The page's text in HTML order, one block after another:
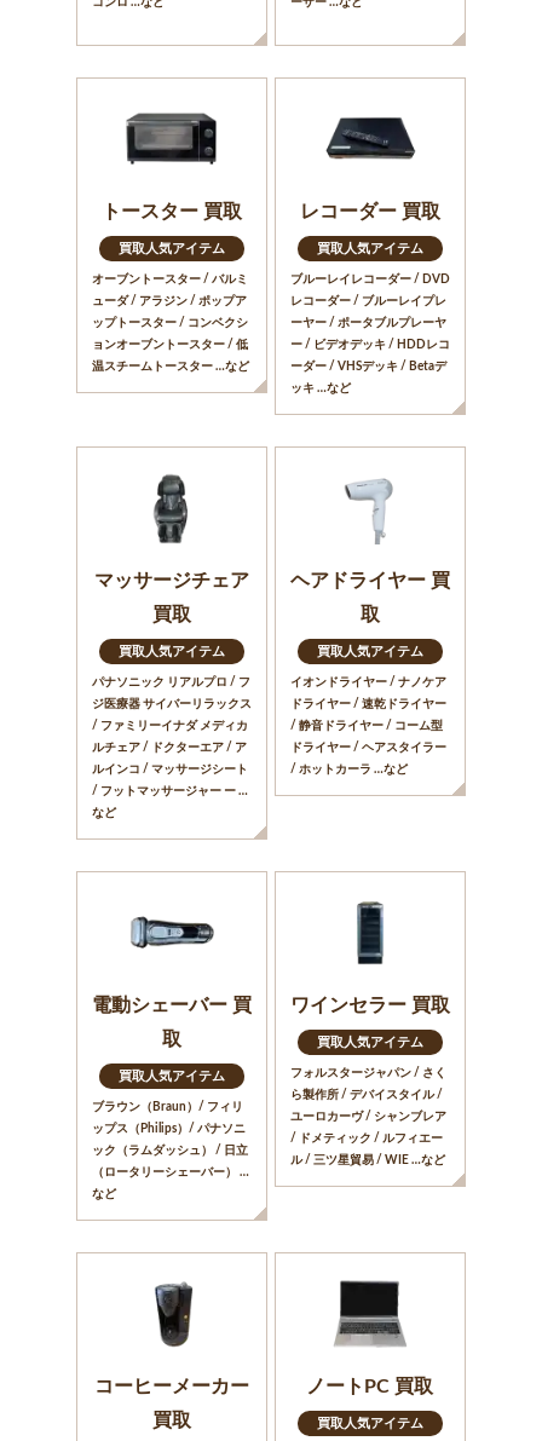
トースター 買取
買取人気アイテム
オーブントースター / バルミ
ューダ / アラジン / ポップア
ップトースター / コンベクシ
ョンオーブントースター / 低
温スチームトースター …など
レコーダー 買取
買取人気アイテム
ブルーレイレコーダー / DVD
レコーダー / ブルーレイプレ
ーヤー / ポータブルプレーヤ
ー / ビデオデッキ / HDDレコ
ーダー / VHSデッキ / Betaデ
ッキ …など
マッサージチェア
買取
買取人気アイテム
パナソニック リアルプロ / フ
ジ医療器 サイバーリラックス
/ ファミリーイナダ メディカ
ルチェア / ドクターエア / ア
ルインコ / マッサージシート
/ フットマッサージャー ー …
など
ヘアドライヤー 買
取
買取人気アイテム
イオンドライヤー / ナノケア
ドライヤー / 速乾ドライヤー
/ 静音ドライヤー / コーム型
ドライヤー / ヘアスタイラー
/ ホットカーラ …など
電動シェーバー 買
取
買取人気アイテム
ブラウン（Braun）/ フィリ
ップス（Philips）/ パナソニ
ック（ラムダッシュ） / 日立
（ロータリーシェーバー） …
など
ワインセラー 買取
買取人気アイテム
フォルスタージャパン / さく
ら製作所 / デバイスタイル /
ユーロカーヴ / シャンブレア
/ ドメティック / ルフィエー
ル / 三ツ星貿易 / WIE …など
コーヒーメーカー
買取
ノートPC 買取
買取人気アイテム